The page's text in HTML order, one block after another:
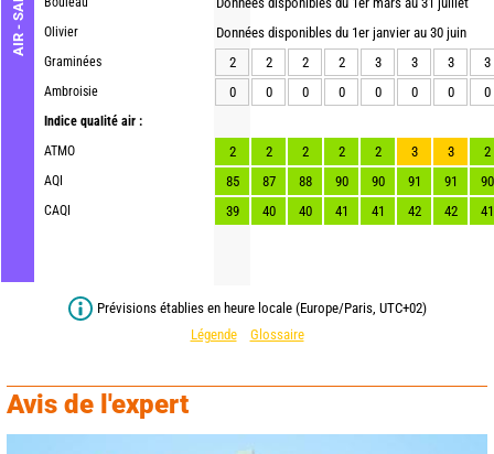
Olivier
Graminées
Ambroisie
Indice qualité air :
ATMO
AQI
CAQI
Données disponibles du 1er janvier au 30 juin
2
2 2 2 3 3 3
3
0
0 0 0 0 0 0 0
2 2 2 2 2 3 3
2
85
87 88 90 90 91 91
90
39
40 40 41 41 42 42 41
Prévisions établies en heure locale (Europe/Paris, UTC+02)
Légende
Glossaire
Avis de l'expert